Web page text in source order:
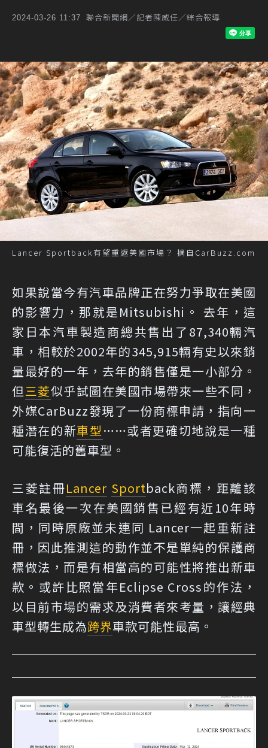
2024-03-26 11:37 聯合新聞網／記者陳威任／綜合報導
Lancer Sportback有望重返美國市場？ 摘自CarBuzz.com
如果說當今有汽車品牌正在努力爭取在美國
的影響力，那就是Mitsubishi。 去年，這
家日本汽車製造商總共售出了87,340輛汽
車，相較於2002年的345,915輛有史以來銷
量最好的一年，去年的銷售僅是一小部分。
但三菱似乎試圖在美國市場帶來一些不同，
外媒CarBuzz發現了一份商標申請，指向一
種潛在的新車型 ……或者更確切地說是一種
可能復活的舊車型。
三菱註冊Lancer Sportback商標，距離該
車名最後一次在美國銷售已經有近10年時
間，同時原廠並未連同 Lancer一起重新註
冊，因此推測這的動作並不是單純的保護商
標做法，而是有相當高的可能性將推出新車
款。或許比照當年Eclipse Cross的作法，
以目前市場的需求及消費者來考量，讓經典
車型轉生成為跨界車款可能性最高。